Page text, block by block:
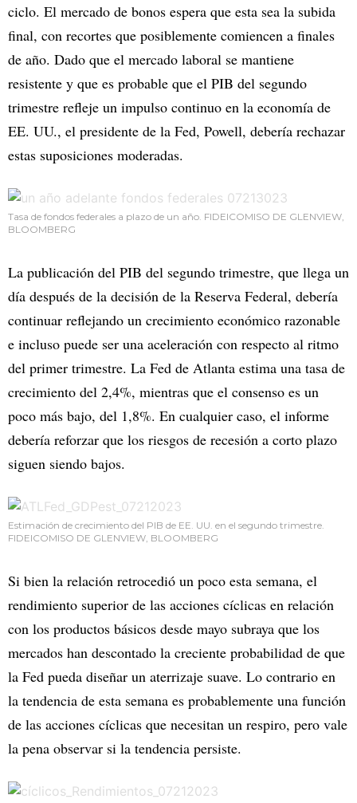
ciclo. El mercado de bonos espera que esta sea la subida
final, con recortes que posiblemente comiencen a finales
de año. Dado que el mercado laboral se mantiene
resistente y que es probable que el PIB del segundo
trimestre refleje un impulso continuo en la economía de
EE. UU., el presidente de la Fed, Powell, debería rechazar
estas suposiciones moderadas.
Tasa de fondos federales a plazo de un año. FIDEICOMISO DE GLENVIEW,
BLOOMBERG
La publicación del PIB del segundo trimestre, que llega un
día después de la decisión de la Reserva Federal, debería
continuar reflejando un crecimiento económico razonable
e incluso puede ser una aceleración con respecto al ritmo
del primer trimestre. La Fed de Atlanta estima una tasa de
crecimiento del 2,4%, mientras que el consenso es un
poco más bajo, del 1,8%. En cualquier caso, el informe
debería reforzar que los riesgos de recesión a corto plazo
siguen siendo bajos.
Estimación de crecimiento del PIB de EE. UU. en el segundo trimestre.
FIDEICOMISO DE GLENVIEW, BLOOMBERG
Si bien la relación retrocedió un poco esta semana, el
rendimiento superior de las acciones cíclicas en relación
con los productos básicos desde mayo subraya que los
mercados han descontado la creciente probabilidad de que
la Fed pueda diseñar un aterrizaje suave. Lo contrario en
la tendencia de esta semana es probablemente una función
de las acciones cíclicas que necesitan un respiro, pero vale
la pena observar si la tendencia persiste.